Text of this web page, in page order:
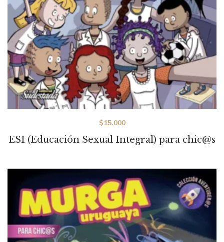
ESI (Educación Sexual Integral) para chic@s
$15.000